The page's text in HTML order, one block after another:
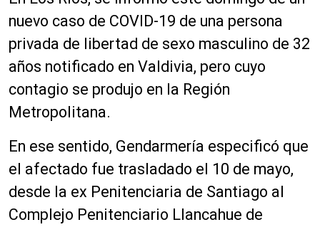
nuevo caso de COVID-19 de una persona
privada de libertad de sexo masculino de 32
años notificado en Valdivia, pero cuyo
contagio se produjo en la Región
Metropolitana.
En ese sentido, Gendarmería especificó que
el afectado fue trasladado el 10 de mayo,
desde la ex Penitenciaria de Santiago al
Complejo Penitenciario Llancahue de